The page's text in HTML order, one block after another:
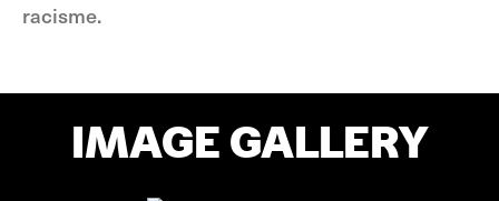
racisme.
IMAGE GALLERY